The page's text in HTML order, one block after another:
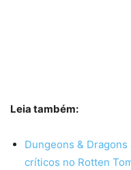
Leia também:
Dungeons & Dragons
críticos no Rotten